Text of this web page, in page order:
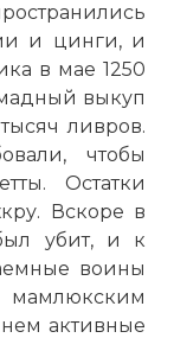
и цинги, и
в мае 1250
выкуп
ливров.
чтобы
Остатки
Вскоре в
убит, и к
воины
активные